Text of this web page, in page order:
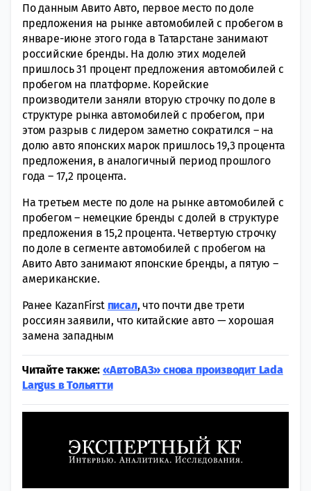
По данным Авито Авто, первое место по доле
предложения на рынке автомобилей с пробегом в
январе-июне этого года в Татарстане занимают
российские бренды. На долю этих моделей
пришлось 31 процент предложения автомобилей с
пробегом на платформе. Корейские
производители заняли вторую строчку по доле в
структуре рынка автомобилей с пробегом, при
этом разрыв с лидером заметно сократился – на
долю авто японских марок пришлось 19,3 процента
предложения, в аналогичный период прошлого
года – 17,2 процента.
На третьем месте по доле на рынке автомобилей с
пробегом – немецкие бренды с долей в структуре
предложения в 15,2 процента. Четвертую строчку
по доле в сегменте автомобилей с пробегом на
Авито Авто занимают японские бренды, а пятую –
американские.
Ранее KazanFirst писал, что почти две трети
россиян заявили, что китайские авто — хорошая
замена западным
Читайте также: «АвтоВАЗ» снова производит Lada
Largus в Тольятти